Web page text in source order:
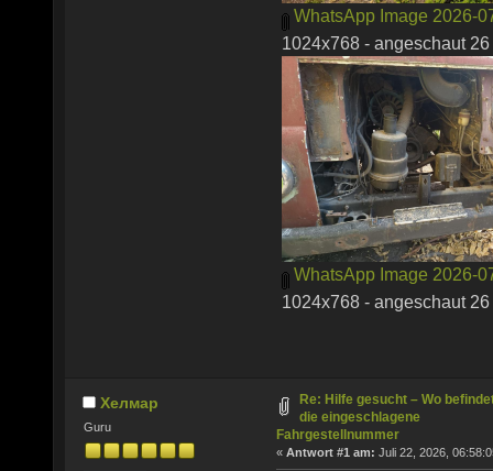
WhatsApp Image 2026-
1024x768 - angeschaut
WhatsApp Image 2026-
1024x768 - angeschaut
Хелмар
Guru
Re: Hilfe gesucht – Wo
die eingeschlagene
Fahrgestellnummer
« Antwort #1 am: Juli 22, 2026,